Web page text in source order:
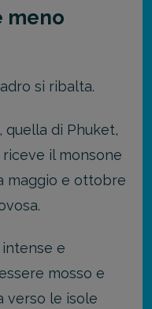
meno
si ribalta.
, quella di Phuket,
il monsone
maggio e ottobre
e
mosso e
verso le isole